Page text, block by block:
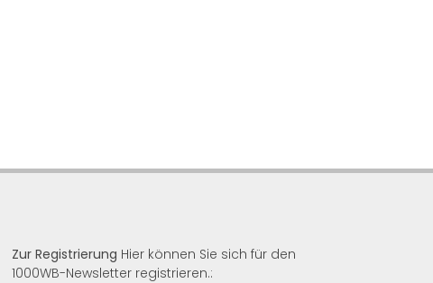
Zur Registrierung Hier können Sie sich für den
1000WB-Newsletter registrieren.: